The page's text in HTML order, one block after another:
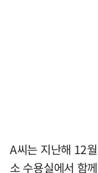
A씨는 지난해 12
소 수용실에서 함